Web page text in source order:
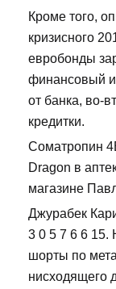
Кроме того,
кризисного
евробонды
финансовый
от банка, во-
кредитки.
Cоматропин
Dragon в
магазине
Джурабек
3 0 5 7 6 6 15.
шорты по
нисходящего